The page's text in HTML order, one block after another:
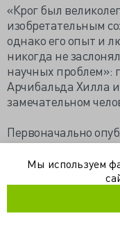
«Крог был
изобретательным
однако его опыт и
никогда не
научных проблем»:
Арчибальда Хилла
замечательном
Первоначально
Мы используем